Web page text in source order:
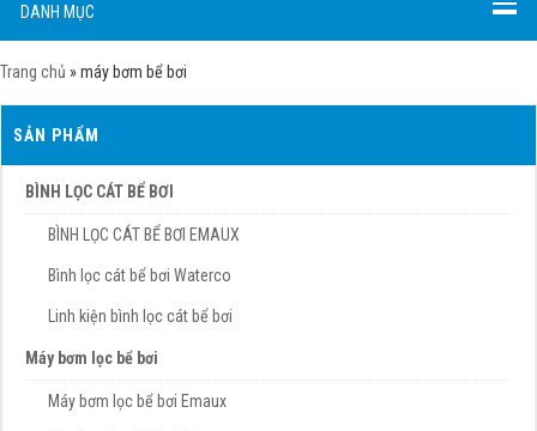
DANH MỤC
Trang chủ »máy bơm bể bơi
SẢN PHẨM
BÌNH LỌC CÁT BỂ BƠI
BÌNH LỌC CÁT BỂ BƠI EMAUX
Bình lọc cát bể bơi Waterco
Linh kiện bình lọc cát bể bơi
Máy bơm lọc bể bơi
Máy bơm lọc bể bơi Emaux